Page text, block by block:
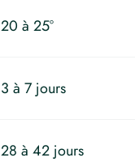
20 à 25°
3 à 7 jours
28 à 42 jours